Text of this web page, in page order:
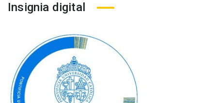
Insignia digital